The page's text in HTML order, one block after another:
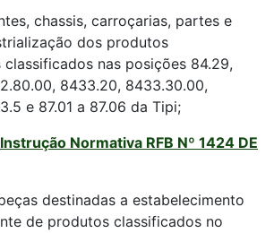
chassis, carroçarias, partes e
dos produtos
nas posições 84.29,
8433.20, 8433.30.00,
e 87.01 a 87.06 da Tipi;
Instrução Normativa RFB Nº 1424 DE
destinadas a estabelecimento
de produtos classificados no